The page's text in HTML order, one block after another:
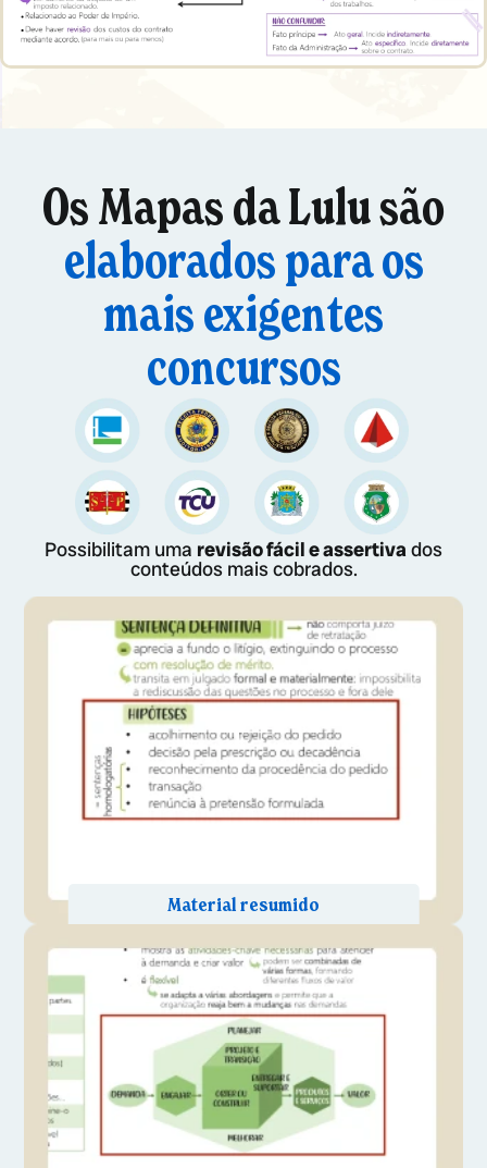
Os Mapas da Lulu são
elaborados para os
mais exigentes
concursos
Possibilitam uma revisão fácil e assertivados
conteúdos mais cobrados.